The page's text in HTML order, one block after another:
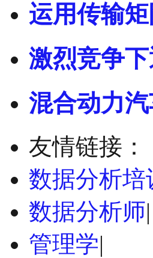
运用传输
激烈竞争
混合动力
友情链接：
数据分析培
数据分析师|
管理学|